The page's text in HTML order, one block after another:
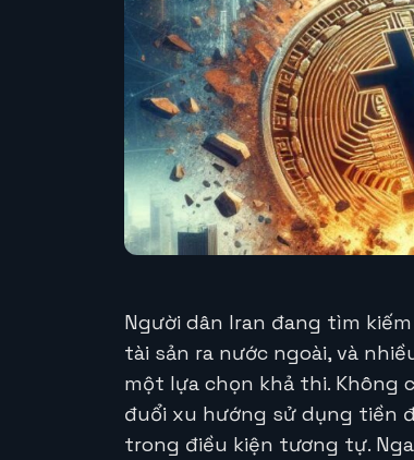
Người dân Iran đang tìm
tài sản ra nước ngoài, và
một lựa chọn khả thi. Không
đuổi xu hướng sử dụng tiền
trong điều kiện tương tự.